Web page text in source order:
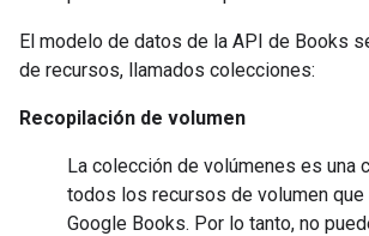
El modelo de datos de la API de Books
de recursos, llamados colecciones:
Recopilación de volumen
La colección de volúmenes es una
todos los recursos de volumen que
Google Books. Por lo tanto, no